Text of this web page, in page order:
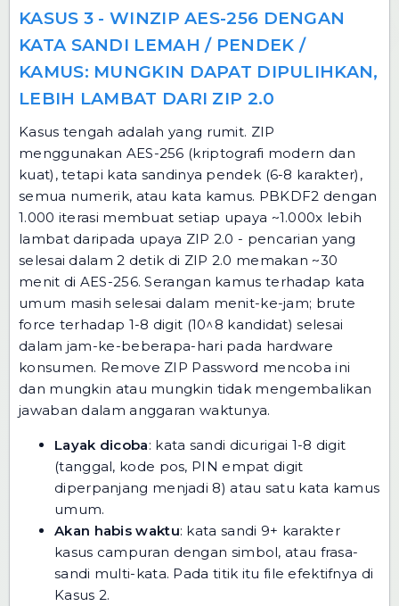
KASUS 3 - WINZIP AES-256 DENGAN
KATA SANDI LEMAH / PENDEK /
KAMUS: MUNGKIN DAPAT DIPULIHKAN,
LEBIH LAMBAT DARI ZIP 2.0
Kasus tengah adalah yang rumit. ZIP
menggunakan AES-256 (kriptografi modern dan
kuat), tetapi kata sandinya pendek (6-8 karakter),
semua numerik, atau kata kamus. PBKDF2 dengan
1.000 iterasi membuat setiap upaya ~1.000x lebih
lambat daripada upaya ZIP 2.0 - pencarian yang
selesai dalam 2 detik di ZIP 2.0 memakan ~30
menit di AES-256. Serangan kamus terhadap kata
umum masih selesai dalam menit-ke-jam; brute
force terhadap 1-8 digit (10^8 kandidat) selesai
dalam jam-ke-beberapa-hari pada hardware
konsumen. Remove ZIP Password mencoba ini
dan mungkin atau mungkin tidak mengembalikan
jawaban dalam anggaran waktunya.
Layak dicoba: kata sandi dicurigai 1-8 digit
(tanggal, kode pos, PIN empat digit
diperpanjang menjadi 8) atau satu kata kamus
umum.
Akan habis waktu: kata sandi 9+ karakter
kasus campuran dengan simbol, atau frasa-
sandi multi-kata. Pada titik itu file efektifnya di
Kasus 2.